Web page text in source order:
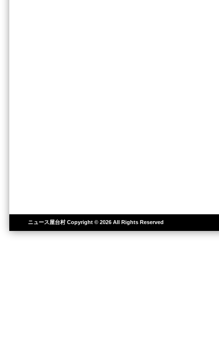
ニュース屋台村Copyright © 2026 All Rights Reserved